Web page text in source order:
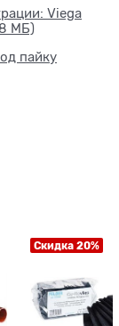
Viega
МБ)
пайку
Скидка 20%